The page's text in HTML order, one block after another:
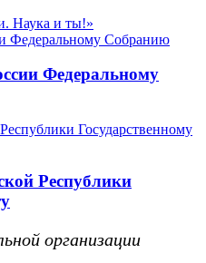
Наука и ты!»
Федеральному
Республики
организации